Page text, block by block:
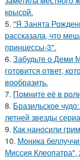
крысой.
5. "Я Занята
рассказала, что
принцессы-3".
6. Забудьте о Деми
готовится ответ,
вообразить.
7. Помните её в
8. Бразильское
летней звезды
9. Как наносили
10. Моника
Миссия Клеопатра",